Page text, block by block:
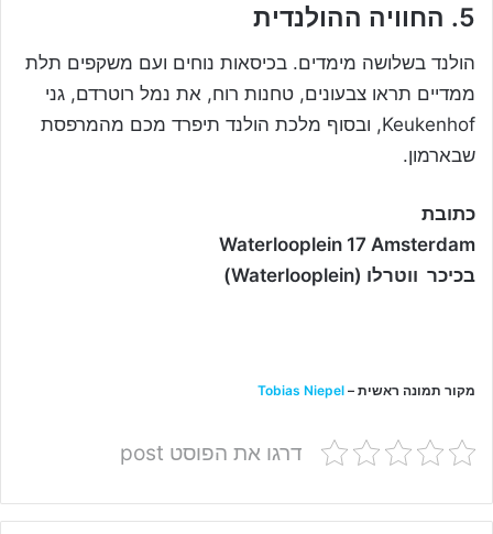
5. החוויה ההולנדית
הולנד בשלושה מימדים. בכיסאות נוחים ועם משקפים תלת
ממדיים תראו צבעונים, טחנות רוח, את נמל רוטרדם, גני
Keukenhof, ובסוף מלכת הולנד תיפרד מכם מהמרפסת
שבארמון.
כתובת
Waterlooplein 17 Amsterdam
בכיכר ווטרלו (Waterlooplein)
מקור תמונה ראשית – Tobias Niepel
דרגו את הפוסט post